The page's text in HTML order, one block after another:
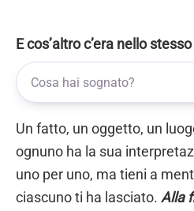
E cos’altro c’era nello
Un fatto, un oggetto, un
ognuno ha la sua
uno per uno, ma tieni a
ciascuno ti ha lasciato. Alla